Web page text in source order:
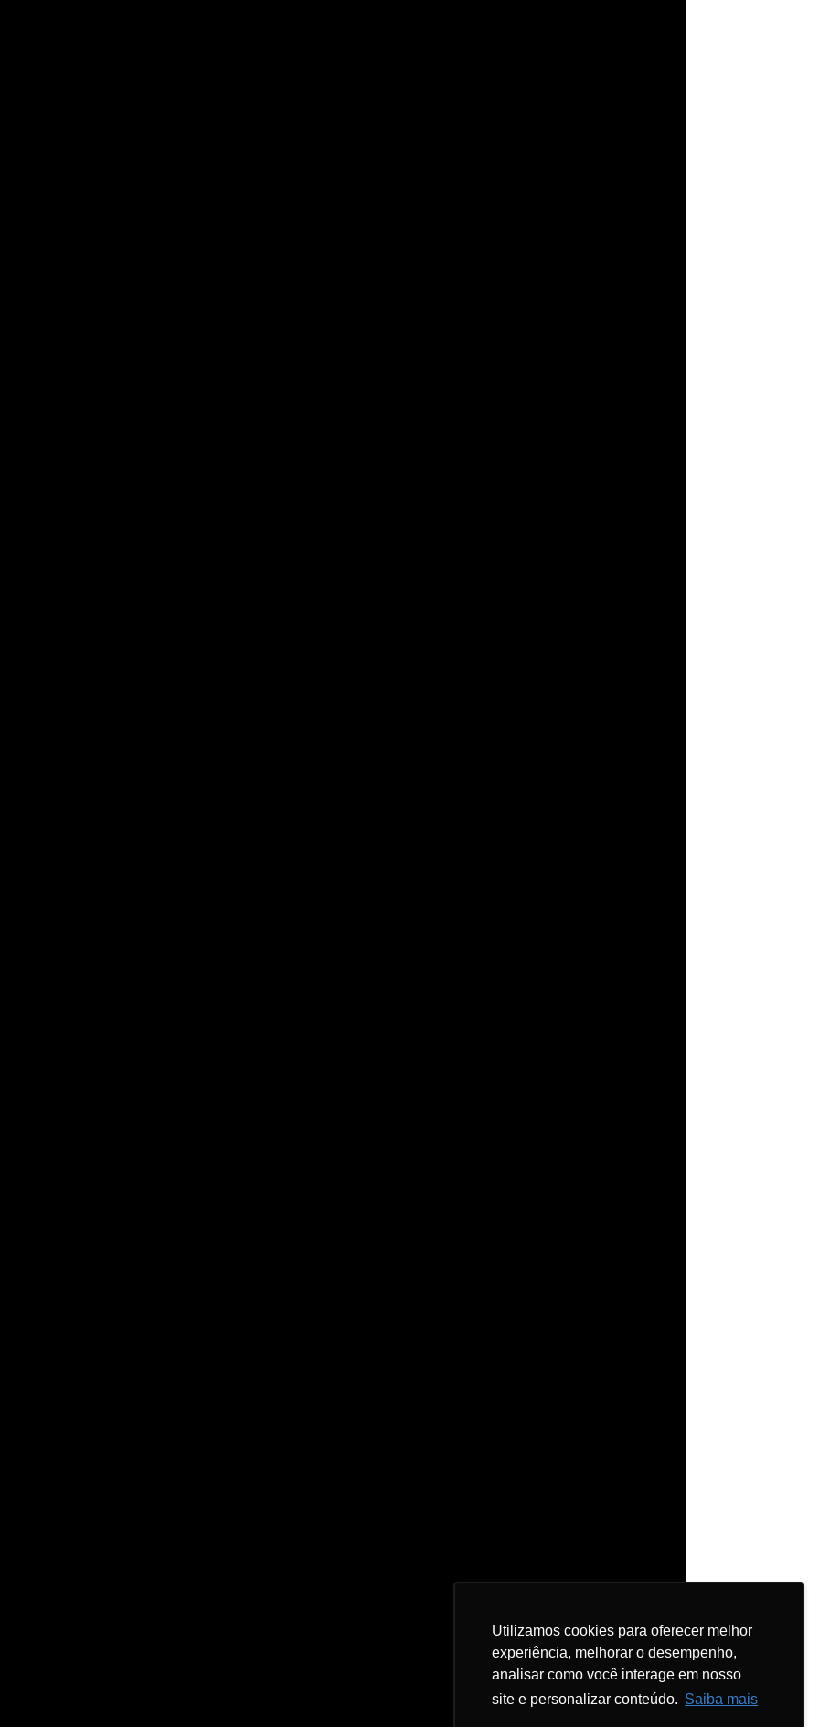
Utilizamos cookies para oferecer melhor
experiência, melhorar o desempenho,
analisar como você interage em nosso
site e personalizar conteúdo. Saiba mais
Utilizamos cookies para oferecer melhor
experiência, melhorar o desempenho,
analisar como você interage em nosso
site e personalizar conteúdo. Saiba mais